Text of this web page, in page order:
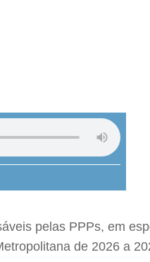
pelas PPPs, em
de 2026 a